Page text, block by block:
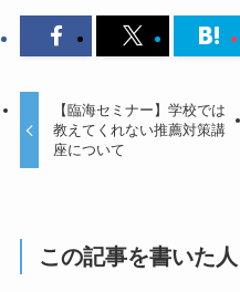
【臨海セミナー】学校では
教えてくれない推薦対策講
座について
この記事を書いた人